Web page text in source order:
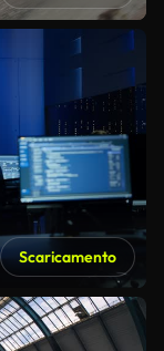
Scaricamento